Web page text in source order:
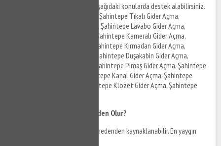
Şahintepe gider açma olarak aşağıdaki konularda destek alabilirsiniz.
Şahintepe Mutfak Gider Açma, Şahintepe Tıkalı Gider Açma,
Şahintepe Tuvalet Gider Açma, Şahintepe Lavabo Gider Açma,
Şahintepe Banyo Gider Açma, Şahintepe Kameralı Gider Açma,
Şahintepe Tıkalı Gider Açma, Şahintepe Kırmadan Gider Açma,
Şahintepe Gider Açma servisi, Şahintepe Duşakabin Gider Açma,
Şahintepe Pis Su Gider Açma, Şahintepe Pimaş Gider Açma, Şahintepe
Tıkalı Kanal Gider Açma, Şahintepe Kanal Gider Açma, Şahintepe
Tıkalı Gider Açma Ustası, Şahintepe Klozet Gider Açma, Şahintepe
Klozet Tıkanıklığı Neden Olur?
Klozet tıkanıklığı birçok farklı nedenden kaynaklanabilir. En yaygın